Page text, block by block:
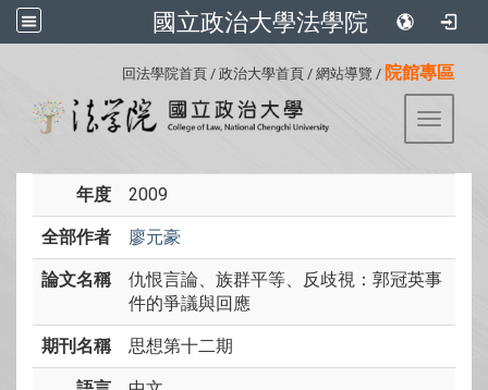
國立政治大學法學院
回法學院首頁 / 政治大學首頁 / 網站導覽 / 院館專區
Toggle
年度 2009
全部作者 廖元豪
論文名稱
仇恨言論、族群平等、反歧視：郭冠英事
件的爭議與回應
期刊名稱 思想第十二期